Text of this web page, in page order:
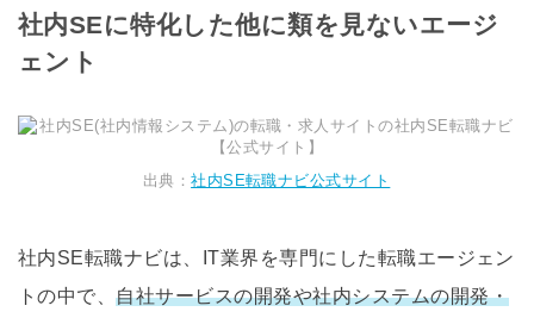
社内SEに特化した他に類を見ないエージ
ェント
出典：社内SE転職ナビ公式サイト
社内SE転職ナビは、IT業界を専門にした転職エージェン
トの中で、自社サービスの開発や社内システムの開発・